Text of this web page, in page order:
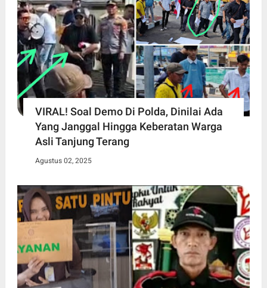
VIRAL! Soal Demo Di Polda, Dinilai Ada
Yang Janggal Hingga Keberatan Warga
Asli Tanjung Terang
Agustus 02, 2025